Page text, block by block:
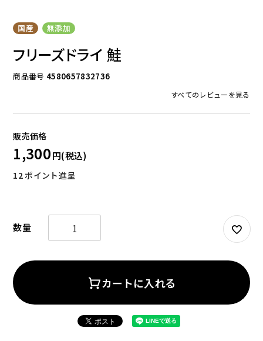
お試しセット
アウトレット 補助食品
国産 無添加
フリーズドライ 鮭
商品番号 4580657832736
すべてのレビューを見る
1,300
12ポイント進呈
カートに入れる